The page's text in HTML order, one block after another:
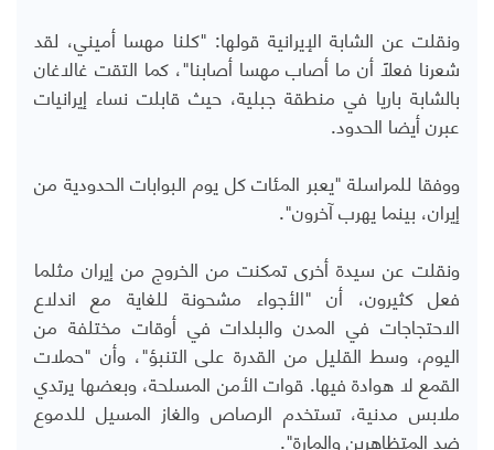
ونقلت عن الشابة الإيرانية قولها: "كلنا مهسا أميني، لقد
شعرنا فعلاً أن ما أصاب مهسا أصابنا"، كما التقت غالاغان
بالشابة باريا في منطقة جبلية، حيث قابلت نساء إيرانيات
عبرن أيضا الحدود.
ووفقا للمراسلة "يعبر المئات كل يوم البوابات الحدودية من
إيران، بينما يهرب آخرون".
ونقلت عن سيدة أخرى تمكنت من الخروج من إيران مثلما
فعل كثيرون، أن "الأجواء مشحونة للغاية مع اندلاع
الاحتجاجات في المدن والبلدات في أوقات مختلفة من
اليوم، وسط القليل من القدرة على التنبؤ"، وأن "حملات
القمع لا هوادة فيها. قوات الأمن المسلحة، وبعضها يرتدي
ملابس مدنية، تستخدم الرصاص والغاز المسيل للدموع
ضد المتظاهرين والمارة".